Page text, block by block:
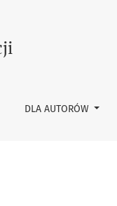
etyczne
DLA AUTORÓW